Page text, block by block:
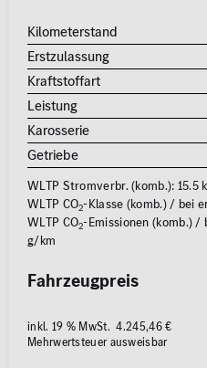
Kilometerstand
Erstzulassung
Kraftstoffart
Leistung
Karosserie
Getriebe
WLTP Stromverbr. (komb.): 15.5
WLTP CO2-Klasse (komb.) / bei
WLTP CO2-Emissionen (komb.)
g/km
Fahrzeugpreis
inkl. 19 % MwSt. 4.245,46 €
Mehrwertsteuer ausweisbar